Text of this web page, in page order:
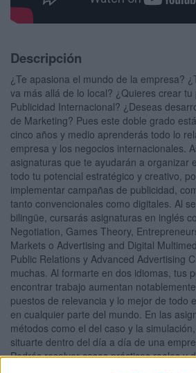
Descripción
¿Te apasiona el mundo de la empresa?
va más allá de lo local? ¿Quieres crear
Publicidad Internacional? ¿Deseas
de Marketing? Pues este doble grado
cinco años y medio aprenderás todo lo
empresa y los negocios internacionales.
asignaturas que te ayudarán a organizar
todo tu potencial estratégico y creativo,
implementar campañas de publicidad,
tanto convencionales como digitales. Al
bilingüe, cursarás asignaturas en inglés
Negotiation, Games Theory,
Markets o Advertising and Digital
Public Relations y Advanced Advertising
muchas. Al formarte en dos idiomas, tus
encontrar trabajo aumentan
puestos de relevancia y lo mejor de todo
en cualquier parte del mundo. En las
métodos como el del caso y la
situarte dentro del día a día de una
Podrás resolver casos prácticos reales y